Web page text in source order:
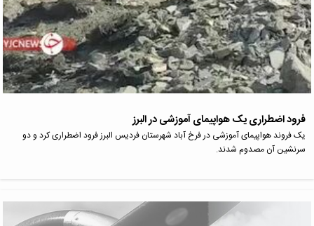
فرود اضطراری یک هواپیمای آموزشی در البرز
یک فروند هواپیمای آموزشی در فرخ آباد شهرستان فردیس البرز فرود اضطراری کرد و دو
سرنشین آن مصدوم شدند.